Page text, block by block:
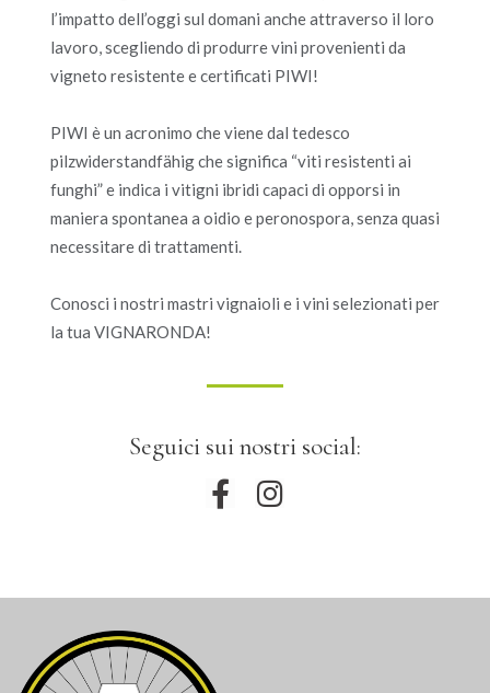
l’impatto dell’oggi sul domani anche attraverso il loro
lavoro, scegliendo di produrre vini provenienti da
vigneto resistente e certificati PIWI!
PIWI è un acronimo che viene dal tedesco
pilzwiderstandfähig che significa “viti resistenti ai
funghi” e indica i vitigni ibridi capaci di opporsi in
maniera spontanea a oidio e peronospora, senza quasi
necessitare di trattamenti.
Conosci i nostri mastri vignaioli e i vini selezionati per
la tua VIGNARONDA!
Seguici sui nostri social: